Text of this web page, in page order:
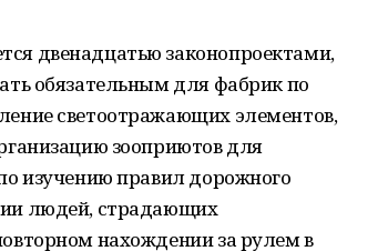
двенадцатью законопроектами,
обязательным для фабрик по
светоотражающих элементов,
зооприютов для
изучению правил дорожного
людей, страдающих
нахождении за рулем в